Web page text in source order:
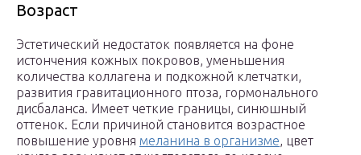
Возраст
Эстетический недостаток появляется на фоне
истончения кожных покровов, уменьшения
количества коллагена и подкожной клетчатки,
развития гравитационного птоза, гормонального
дисбаланса. Имеет четкие границы, синюшный
оттенок. Если причиной становится возрастное
повышение уровня меланина в организме, цвет